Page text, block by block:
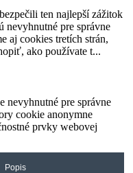
ten najlepší zážitok
nevyhnutné pre správne
aj cookies tretích strán,
ako používate t...
nevyhnutné pre správne
cookie anonymne
prvky webovej
Popis